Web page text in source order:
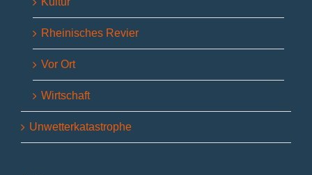
Rheinisches Revier
Vor Ort
Wirtschaft
Unwetterkatastrophe